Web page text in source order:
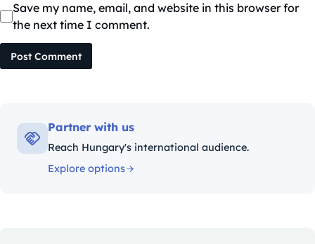
Save my name, email, and website in this browser for
the next time I comment.
Post Comment
Partner with us
Reach Hungary's international audience.
Explore options